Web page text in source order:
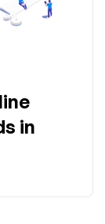
in